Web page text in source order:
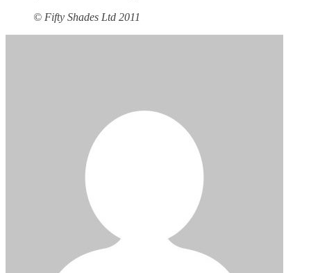
© Fifty Shades Ltd 2011